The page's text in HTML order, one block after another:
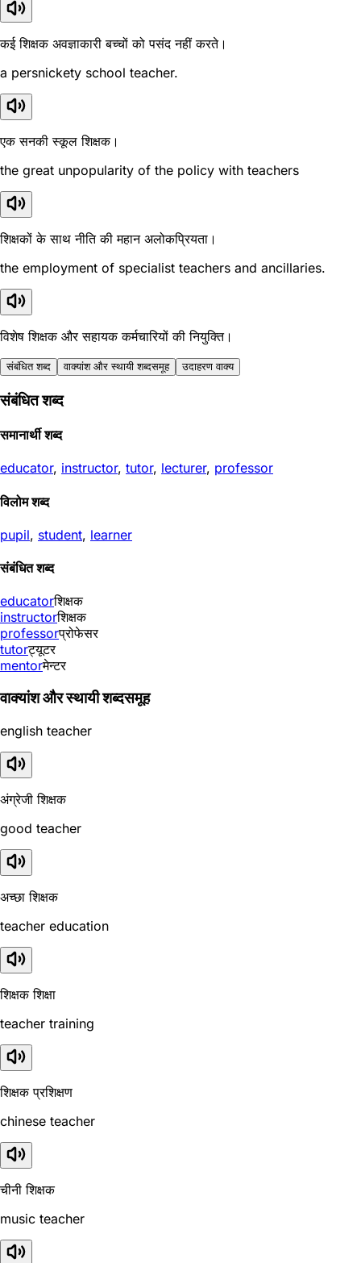
कई शिक्षक अवज्ञाकारी बच्चों को पसंद नहीं करते।
a persnickety school teacher.
एक सनकी स्कूल शिक्षक।
the great unpopularity of the policy with teachers
शिक्षकों के साथ नीति की महान अलोकप्रियता।
the employment of specialist teachers and ancillaries.
विशेष शिक्षक और सहायक कर्मचारियों की नियुक्ति।
संबंधित शब्द वाक्यांश और स्थायी शब्दसमूह उदाहरण वाक्य
संबंधित शब्द
समानार्थी शब्द
educator, instructor, tutor, lecturer, professor
विलोम शब्द
pupil, student, learner
संबंधित शब्द
educatorशिक्षक
instructorशिक्षक
professorप्रोफेसर
tutorट्यूटर
mentorमेन्टर
वाक्यांश और स्थायी शब्दसमूह
english teacher
अंग्रेजी शिक्षक
good teacher
अच्छा शिक्षक
teacher education
शिक्षक शिक्षा
teacher training
शिक्षक प्रशिक्षण
chinese teacher
चीनी शिक्षक
music teacher